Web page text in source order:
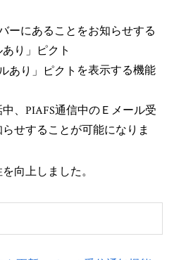
ーにあることをお知らせする
り」ピクト
を表示する機能
、PIAFS通信中のＥメール受
せすることが可能になりま
向上しました。